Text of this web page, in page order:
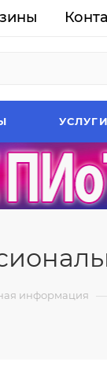
информация —